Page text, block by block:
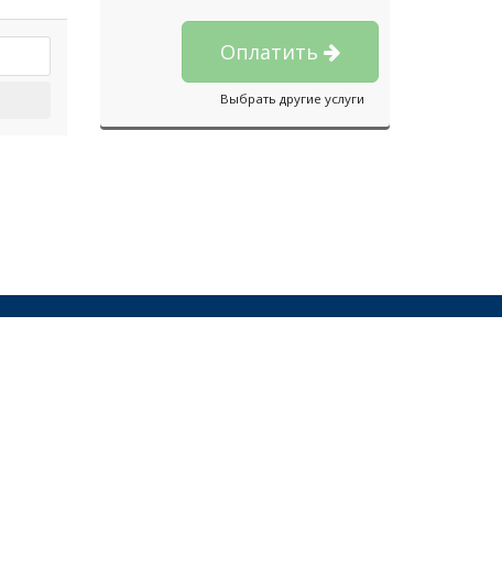
Оплатить
Выбрать другие услуги